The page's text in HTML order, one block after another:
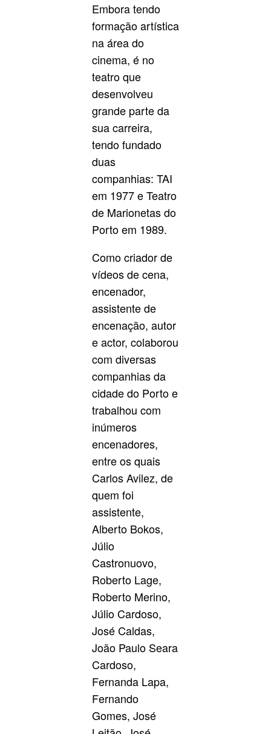
Embora tendo
formação artística
na área do
cinema, é no
teatro que
desenvolveu
grande parte da
sua carreira,
tendo fundado
duas
companhias: TAI
em 1977 e Teatro
de Marionetas do
Porto em 1989.
Como criador de
vídeos de cena,
encenador,
assistente de
encenação, autor
e actor, colaborou
com diversas
companhias da
cidade do Porto e
trabalhou com
inúmeros
encenadores,
entre os quais
Carlos Avilez, de
quem foi
assistente,
Alberto Bokos,
Júlio
Castronuovo,
Roberto Lage,
Roberto Merino,
Júlio Cardoso,
José Caldas,
João Paulo Seara
Cardoso,
Fernanda Lapa,
Fernando
Gomes, José